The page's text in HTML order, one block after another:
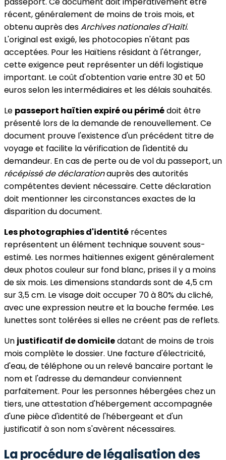
récent, généralement de moins de trois mois, et
obtenu auprès desArchives nationales d'Haïti.
L'original est exigé, les photocopies n'étant pas
acceptées. Pour les Haïtiens résidant à l'étranger,
cette exigence peut représenter un défi logistique
important. Le coût d'obtention varie entre 30 et 50
euros selon les intermédiaires et les délais souhaités.
Le passeport haïtien expiré ou périmédoit être
présenté lors de la demande de renouvellement. Ce
document prouve l'existence d'un précédent titre de
voyage et facilite la vérification de l'identité du
demandeur. En cas de perte ou de vol du passeport, un
récépissé de déclarationauprès des autorités
compétentes devient nécessaire. Cette déclaration
doit mentionner les circonstances exactes de la
disparition du document.
Les photographies d'identité récentes
représentent un élément technique souvent sous-
estimé. Les normes haïtiennes exigent généralement
deux photos couleur sur fond blanc, prises il y a moins
de six mois. Les dimensions standards sont de 4,5 cm
sur 3,5 cm. Le visage doit occuper 70 à 80% du cliché,
avec une expression neutre et la bouche fermée. Les
lunettes sont tolérées si elles ne créent pas de reflets.
Un justificatif de domiciledatant de moins de trois
mois complète le dossier. Une facture d'électricité,
d'eau, de téléphone ou un relevé bancaire portant le
nom et l'adresse du demandeur conviennent
parfaitement. Pour les personnes hébergées chez un
tiers, une attestation d'hébergement accompagnée
d'une pièce d'identité de l'hébergeant et d'un
justificatif à son nom s'avèrent nécessaires.
La procédure de légalisation des